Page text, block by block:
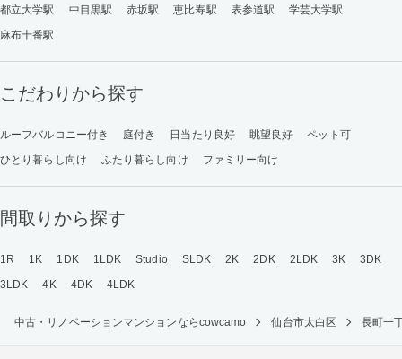
都立大学駅
中目黒駅 赤坂駅 恵比寿駅 表参道駅
学芸大学駅
麻布十番駅
こだわりから探す
ルーフバルコニー付き 庭付き 日当たり良好 眺望良好
ペット可
ひとり暮らし向け
ふたり暮らし向け ファミリー向け
間取りから探す
1R 1K 1DK 1LDK Studio SLDK 2K 2DK 2LDK 3K
3DK
3LDK
4K 4DK 4LDK
中古・リノベーションマンションならcowcamo 仙台市太白区 長町一